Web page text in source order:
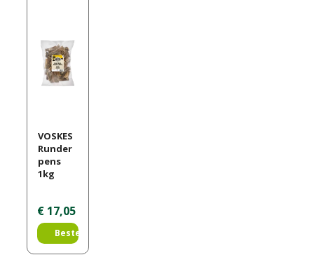
VOSKES
Runder
pens
1kg
€ 17,05
Bestellen